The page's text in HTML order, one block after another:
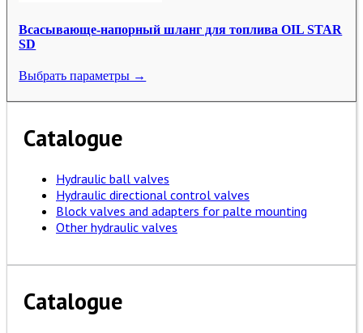
Всасывающе-напорный шланг для топлива OIL STAR
SD
Выбрать параметры →
Catalogue
Hydraulic ball valves
Hydraulic directional control valves
Block valves and adapters for palte mounting
Other hydraulic valves
Catalogue